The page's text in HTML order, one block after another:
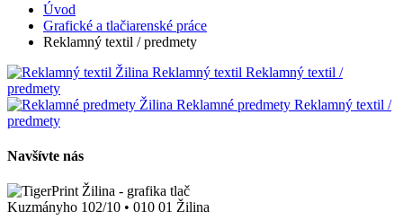
Úvod
Grafické a tlačiarenské práce
Reklamný textil / predmety
Reklamný textil Reklamný textil /
predmety
Reklamné predmety Reklamný textil /
predmety
Navšívte nás
Kuzmányho 102/10 • 010 01 Žilina